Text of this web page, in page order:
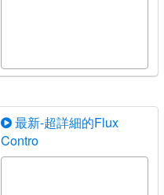
最新-超詳細的Flux
Contro